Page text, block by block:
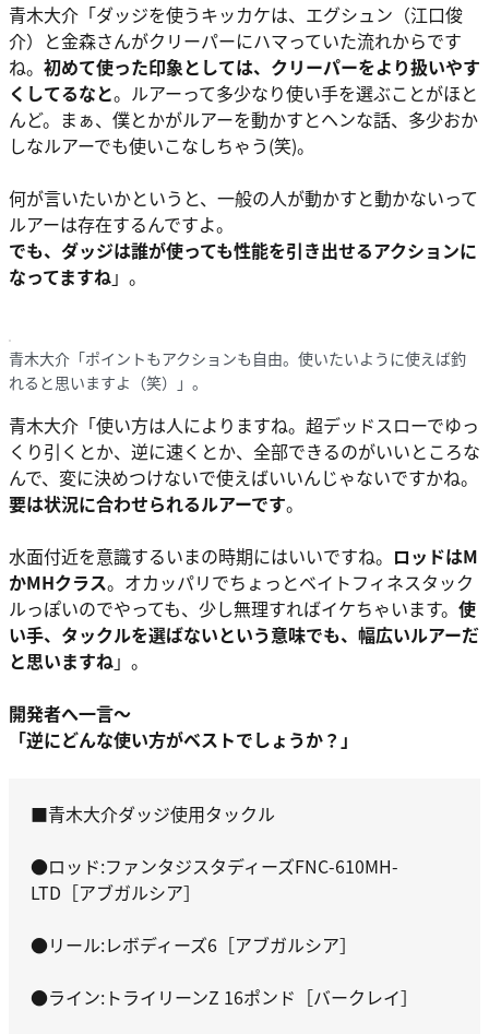
青木大介 「ダッジを使うキッカケは、エグシュン（江口俊
介）と金森さんがクリーパーにハマっていた流れからです
ね。 初めて使った印象としては、クリーパーをより扱いやす
くしてるなと。ルアーって多少なり使い手を選ぶことがほと
んど。まぁ、僕とかがルアーを動かすとヘンな話、多少おか
しなルアーでも使いこなしちゃう(笑)。
何が言いたいかというと、一般の人が動かすと動かないって
ルアーは存在するんですよ。
でも、ダッジは誰が使っても性能を引き出せるアクションに
なってますね」。
青木大介「ポイントもアクションも自由。使いたいように使えば釣
れると思いますよ（笑）」。
青木大介 「使い方は人によりますね。超デッドスローでゆっ
くり引くとか、逆に速くとか、全部できるのがいいところな
んで、変に決めつけないで使えばいいんじゃないですかね。
要は状況に合わせられるルアーです。
水面付近を意識するいまの時期にはいいですね。 ロッドはM
かMHクラス。オカッパリでちょっとベイトフィネスタック
ルっぽいのでやっても、少し無理すればイケちゃいます。 使
い手、タックルを選ばないという意味でも、幅広いルアーだ
と思いますね」。
開発者へ一言～
「逆にどんな使い方がベストでしょうか？」
■青木大介ダッジ使用タックル
●ロッド:ファンタジスタディーズFNC-610MH-
LTD［アブガルシア］
●リール:レボディーズ6［アブガルシア］
●ライン:トライリーンZ 16ポンド［バークレイ］